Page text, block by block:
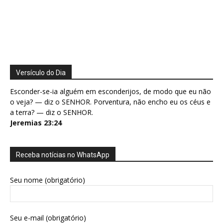
Versículo do Dia
Esconder-se-ia alguém em esconderijos, de modo que eu não
o veja? — diz o SENHOR. Porventura, não encho eu os céus e
a terra? — diz o SENHOR.
Jeremias 23:24
Receba notícias no WhatsApp
Seu nome (obrigatório)
Seu e-mail (obrigatório)